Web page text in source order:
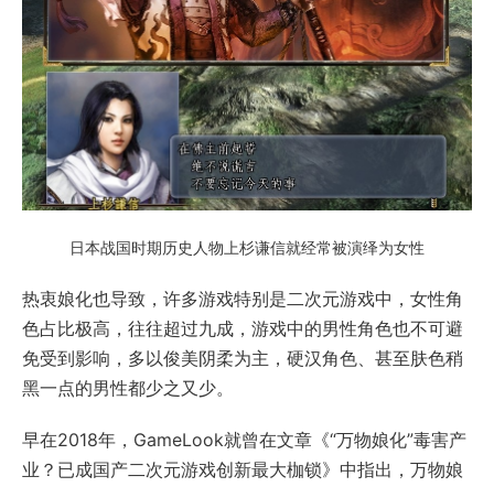
日本战国时期历史人物上杉谦信就经常被演绎为女性
热衷娘化也导致，许多游戏特别是二次元游戏中，女性角
色占比极高，往往超过九成，游戏中的男性角色也不可避
免受到影响，多以俊美阴柔为主，硬汉角色、甚至肤色稍
黑一点的男性都少之又少。
早在2018年，GameLook就曾在文章《“万物娘化”毒害产
业？已成国产二次元游戏创新最大枷锁》中指出，万物娘